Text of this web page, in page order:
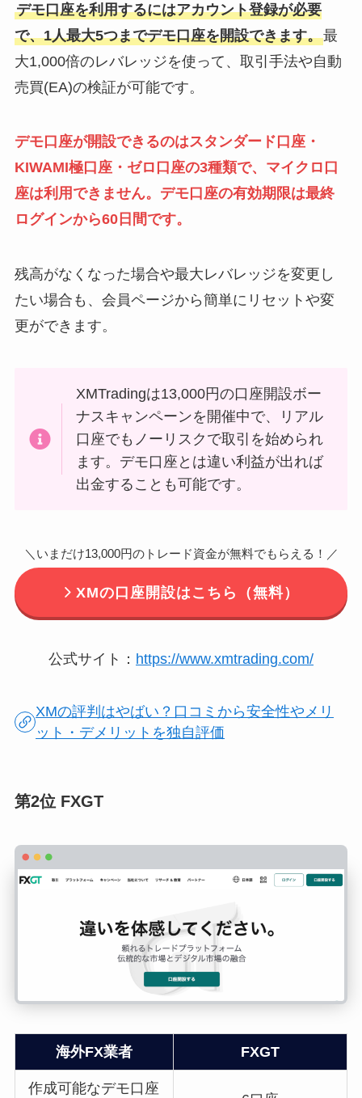
デモ口座を利用するにはアカウント登録が必要
で、1人最大5つまでデモ口座を開設できます。最
大1,000倍のレバレッジを使って、取引手法や自動
売買(EA)の検証が可能です。
デモ口座が開設できるのはスタンダード口座・
KIWAMI極口座・ゼロ口座の3種類で、マイクロ口
座は利用できません。デモ口座の有効期限は最終
ログインから60日間です。
残高がなくなった場合や最大レバレッジを変更し
たい場合も、会員ページから簡単にリセットや変
更ができます。
XMTradingは13,000円の口座開設ボー
ナスキャンペーンを開催中で、リアル
口座でもノーリスクで取引を始められ
ます。デモ口座とは違い利益が出れば
出金することも可能です。
＼いまだけ13,000円のトレード資金が無料でもらえる！／
XMの口座開設はこちら（無料）
公式サイト： https://www.xmtrading.com/
XMの評判はやばい？口コミから安全性やメリ
ット・デメリットを独自評価
第2位 FXGT
海外FX業者 FXGT
作成可能なデモ口座